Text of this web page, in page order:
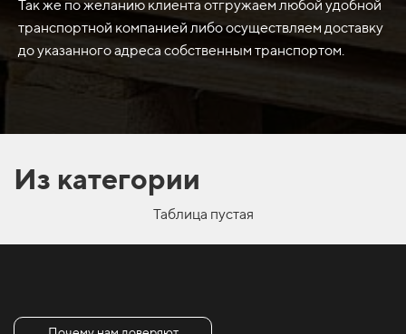
Так же по желанию клиента отгружаем любой удобной
транспортной компанией либо осуществляем доставку
до указанного адреса собственным транспортом.
Из категории
Таблица пустая